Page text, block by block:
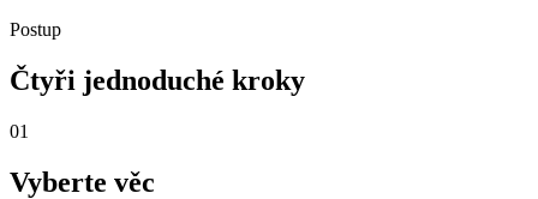
Postup
Čtyři jednoduché kroky
01
Vyberte věc